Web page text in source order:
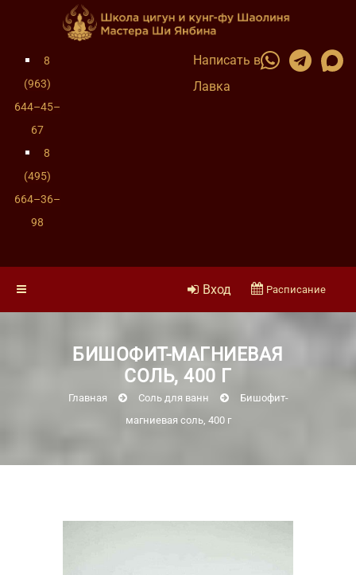
8
(963)
644–45–
67
8
(495)
664–36–
98
Написать в
Лавка
Вход Расписание
БИШОФИТ-МАГНИЕВАЯ
СОЛЬ, 400 Г
Главная Соль для ванн
Бишофит-
магниевая соль, 400 г